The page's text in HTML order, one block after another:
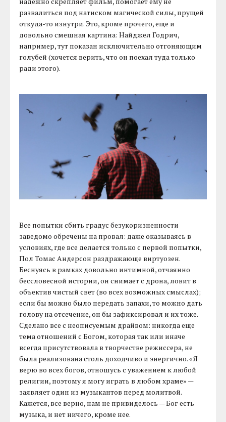
развалиться под натиском магической силы, прущей
откуда-то изнутри. Это, кроме прочего, еще и
довольно смешная картина: Найджел Годрич,
например, тут показан исключительно отгоняющим
голубей (хочется верить, что он поехал туда только
ради этого).
Все попытки сбить градус безукоризненности
заведомо обречены на провал: даже оказываясь в
условиях, где все делается только с первой попытки,
Пол Томас Андерсон раздражающе виртуозен.
Беснуясь в рамках довольно интимной, отчаянно
бессловесной истории, он снимает с дрона, ловит в
объектив чистый свет (во всех возможных смыслах);
если бы можно было передать запахи, то можно дать
голову на отсечение, он бы зафиксировал и их тоже.
Сделано все с неописуемым драйвом: никогда еще
тема отношений с Богом, которая так или иначе
всегда присутствовала в творчестве режиссера, не
была реализована столь доходчиво и энергично. «Я
верю во всех богов, отношусь с уважением к любой
религии, поэтому я могу играть в любом храме» —
заявляет один из музыкантов перед молитвой.
Кажется, все верно, нам не привиделось — Бог есть
музыка, и нет ничего, кроме нее.